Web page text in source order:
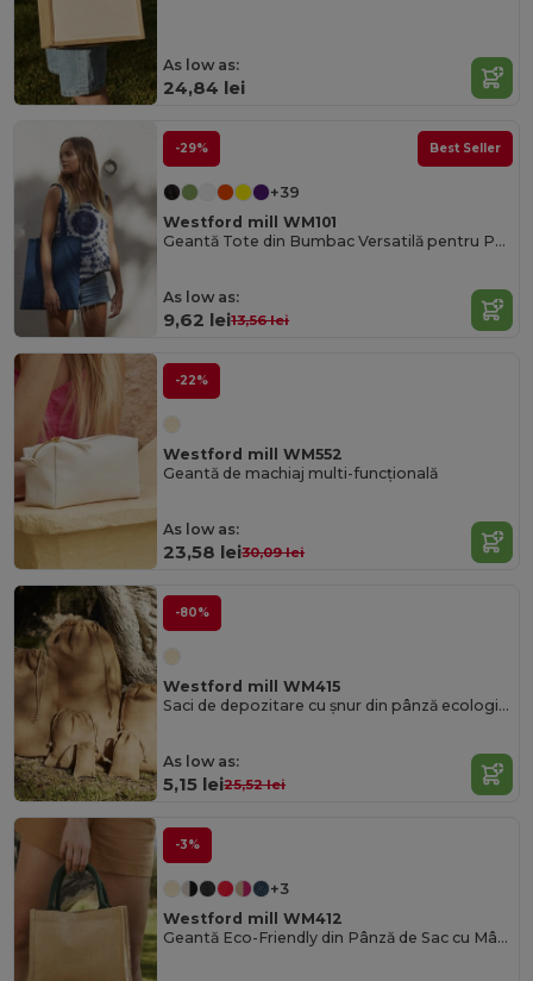
As low as:
24,84 lei
-29% Best Seller
+39
Westford mill WM101
Geantă Tote din Bumbac Versatilă pentru Personalizare
As low as:
9,62 lei13,56 lei
-22%
Westford mill WM552
Geantă de machiaj multi-funcțională
As low as:
23,58 lei30,09 lei
-80%
Westford mill WM415
Saci de depozitare cu șnur din pânză ecologică
As low as:
5,15 lei25,52 lei
-3%
+3
Westford mill WM412
Geantă Eco-Friendly din Pânză de Sac cu Mânere din Bumbac